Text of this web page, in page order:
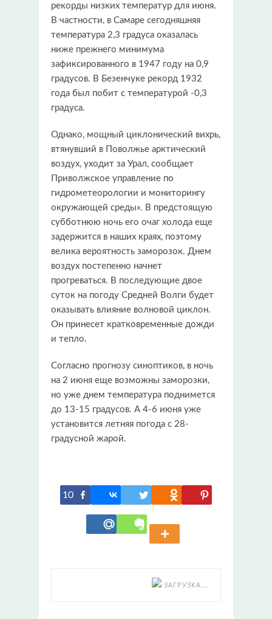
рекорды низких температур для июня.
В частности, в Самаре сегодняшняя
температура 2,3 градуса оказалась
ниже прежнего минимума
зафиксированного в 1947 году на 0,9
градусов. В Безенчуке рекорд 1932
года был побит с температурой -0,3
градуса.
Однако, мощный циклонический вихрь,
втянувший в Поволжье арктический
воздух, уходит за Урал, сообщает
Приволжское управление по
гидрометеорологии и мониторингу
окружающей среды». В предстоящую
субботнюю ночь его очаг холода еще
задержится в наших краях, поэтому
велика вероятность заморозок. Днем
воздух постепенно начнет
прогреваться. В последующие двое
суток на погоду Средней Волги будет
оказывать влияние волновой циклон.
Он принесет кратковременные дожди
и тепло.
Согласно прогнозу синоптиков, в ночь
на 2 июня еще возможны заморозки,
но уже днем температура поднимется
до 13-15 градусов. А 4-6 июня уже
установится летняя погода с 28-
градусной жарой.
10
ЗАГРУЗКА...